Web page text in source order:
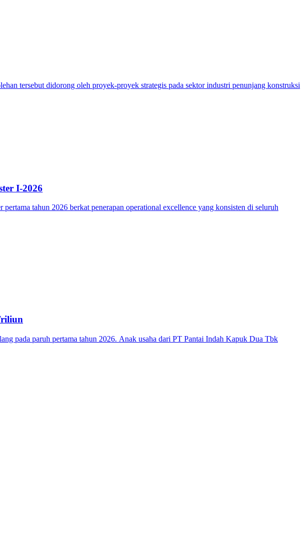
tersebut didorong oleh proyek-proyek strategis pada sektor industri penunjang konstruksi
I-2026
tahun 2026 berkat penerapan operational excellence yang konsisten di seluruh
pada paruh pertama tahun 2026. Anak usaha dari PT Pantai Indah Kapuk Dua Tbk